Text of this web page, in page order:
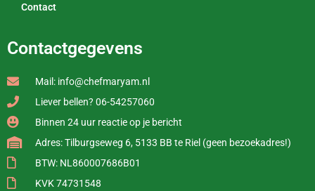
Contact
Contactgegevens
Mail: info@chefmaryam.nl
Liever bellen? 06-54257060
Binnen 24 uur reactie op je bericht
Adres: Tilburgseweg 6, 5133 BB te Riel (geen bezoekadres!)
BTW: NL860007686B01
KVK 74731548